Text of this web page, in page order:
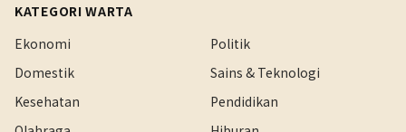
KATEGORI WARTA
Ekonomi
Politik
Domestik
Sains & Teknologi
Kesehatan
Pendidikan